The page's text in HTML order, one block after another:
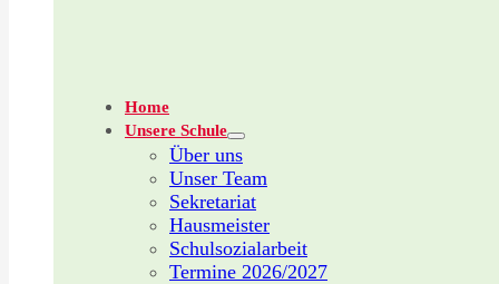
Home
Unsere Schule
Über uns
Unser Team
Sekretariat
Hausmeister
Schulsozialarbeit
Termine 2026/2027